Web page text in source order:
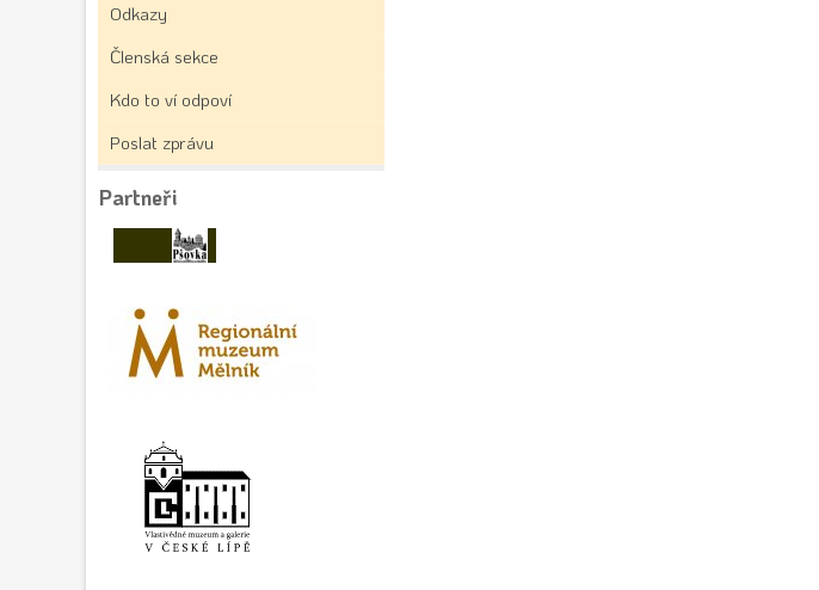
Odkazy
Členská sekce
Kdo to ví odpoví
Poslat zprávu
Partneři